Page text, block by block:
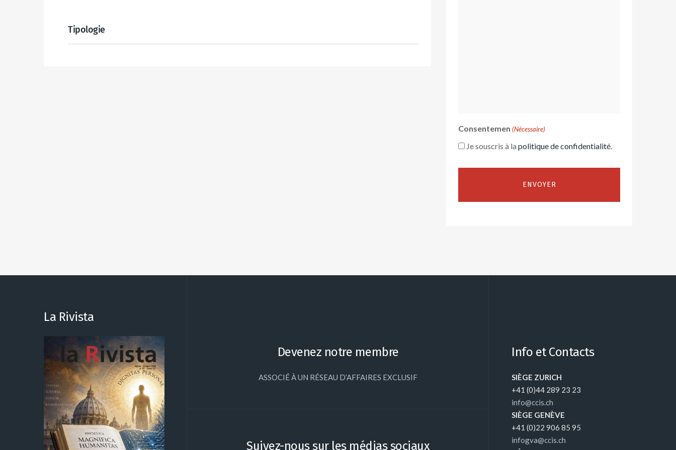
Tipologie
Consentemen (Nécessaire)
Je souscris à la politique de confidentialité.
La Rivista
Devenez notre membre
ASSOCIÉ À UN RÉSEAU D’AFFAIRES EXCLUSIF
Suivez-nous sur les médias sociaux
Info et Contacts
SIÈGE ZURICH
+41 (0)44 289 23 23
info@ccis.ch
SIÈGE GENÈVE
+41 (0)22 906 85 95
infogva@ccis.ch